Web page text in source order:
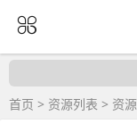
首页 > 资源列表 > 资